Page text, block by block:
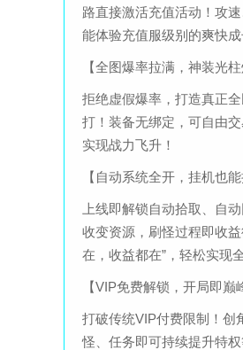
路直接激活充值活动！攻
能体验充值服级别的爽快
【全图爆率拉满，神装光柱
拒绝虚假爆率，打造真正
打！装备无绑定，可自由
实现战力飞升！
【自动系统全开，挂机也能
上线即解锁自动拾取、自
收变资源，刷怪过程即收
在，收益都在”，轻松实现
【VIP免费解锁，开局即巅
打破传统VIP付费限制！创
怪、任务即可持续提升特